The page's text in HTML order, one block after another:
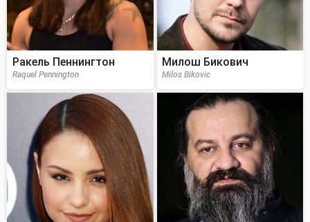
Ракель Пеннингтон
Raquel Pennington
Милош Бикович
Milos Bikovic